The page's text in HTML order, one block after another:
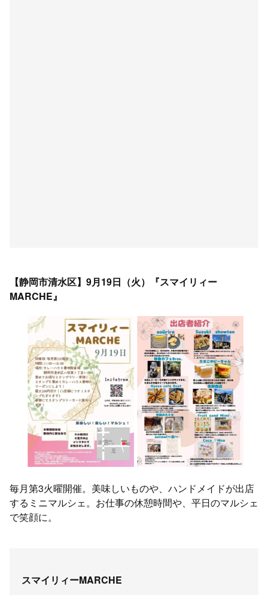
【静岡市清水区】9月19日（火）『スマイリィー
MARCHE』
毎月第3火曜開催。美味しいものや、ハンドメイドが出店
するミニマルシェ。お仕事の休憩時間や、平日のマルシェ
で笑顔に。
スマイリィーMARCHE